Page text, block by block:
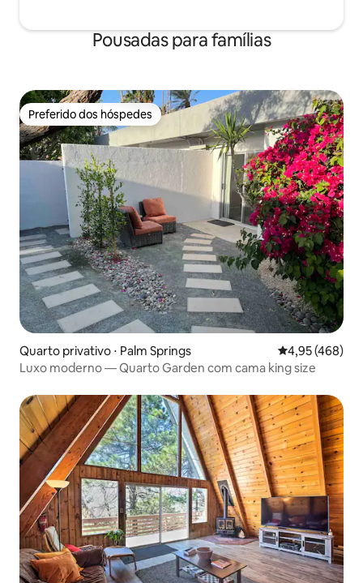
Pousadas para famílias
Preferido dos hóspedes
Preferido dos hóspedes
Quarto privativo ⋅ Palm Springs 4,95 de uma
4,95 (468)
Luxo moderno — Quarto Garden com cama king size